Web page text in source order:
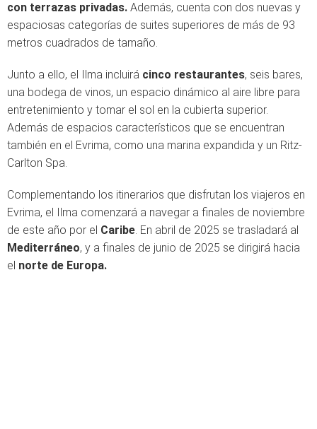
con terrazas privadas. Además, cuenta con dos nuevas y
espaciosas categorías de suites superiores de más de 93
metros cuadrados de tamaño.
Junto a ello, el Ilma incluirá cinco restaurantes, seis bares,
una bodega de vinos, un espacio dinámico al aire libre para
entretenimiento y tomar el sol en la cubierta superior.
Además de espacios característicos que se encuentran
también en el Evrima, como una marina expandida y un Ritz-
Carlton Spa.
Complementando los itinerarios que disfrutan los viajeros en
Evrima, el Ilma comenzará a navegar a finales de noviembre
de este año por el Caribe. En abril de 2025 se trasladará al
Mediterráneo, y a finales de junio de 2025 se dirigirá hacia
el norte de Europa.